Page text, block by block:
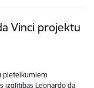
Vinci projektu
pieteikumiem
izglītības Leonardo da